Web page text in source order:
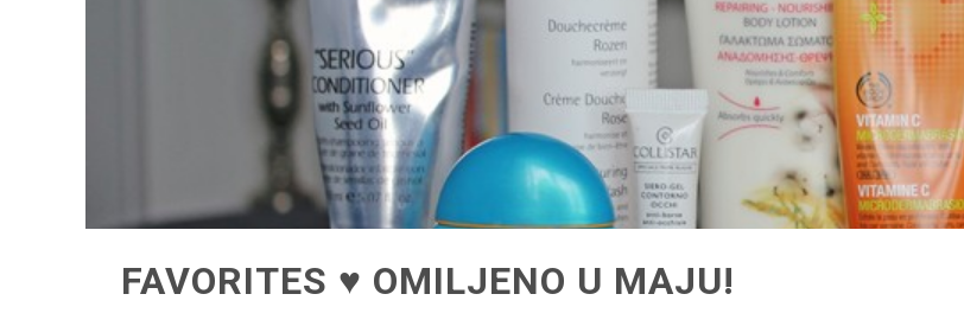
FAVORITES ♥ OMILJENO U MAJU!